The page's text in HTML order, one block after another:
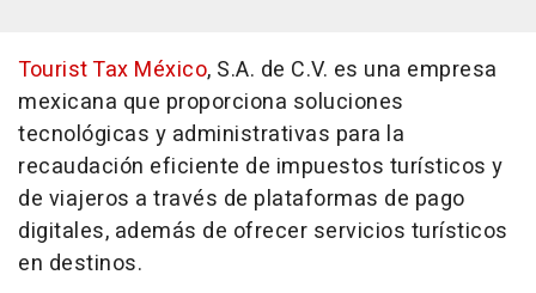
Tourist Tax México, S.A. de C.V. es una empresa
mexicana que proporciona soluciones
tecnológicas y administrativas para la
recaudación eficiente de impuestos turísticos y
de viajeros a través de plataformas de pago
digitales, además de ofrecer servicios turísticos
en destinos.